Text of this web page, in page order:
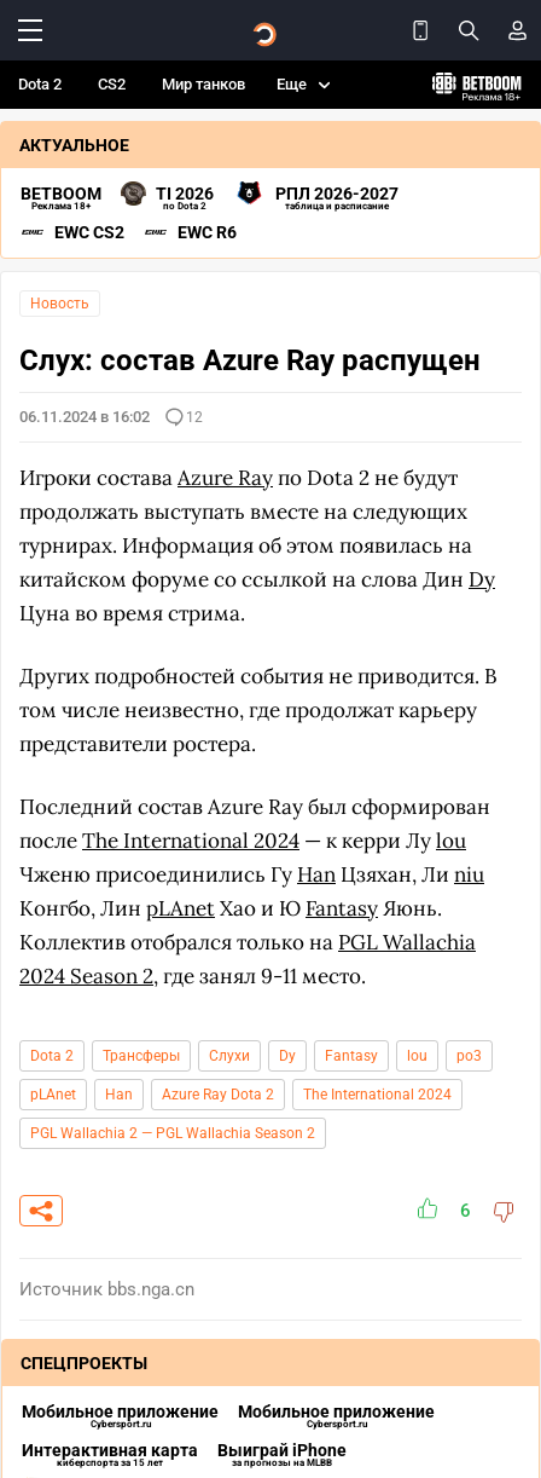
Dota 2 CS2 Мир танков Еще
АКТУАЛЬНОЕ
BETBOOM
Реклама 18+
TI 2026
по Dota 2
РПЛ 2026-2027
таблица и расписание
EWC CS2 EWC R6
Новость
Слух: состав Azure Ray распущен
06.11.2024 в 16:02 12
Игроки составаAzure Rayпо Dota 2 не будут
продолжать выступать вместе на следующих
турнирах. Информация об этом появилась на
китайском форуме со ссылкой на слова Дин Dy
Цуна во время стрима.
Других подробностей события не приводится. В
том числе неизвестно, где продолжат карьеру
представители ростера.
Последний состав Azure Ray был сформирован
послеThe International 2024 — к керри Луlou
Чженю присоединились Гу Han Цзяхан, Ли niu
Конгбо, Лин pLAnetХао и Ю FantasyЯюнь.
Коллектив отобрался только на PGL Wallachia
2024 Season 2, где занял 9-11 место.
Dota 2 Трансферы Слухи Dy Fantasy lou po3
pLAnet Han Azure Ray Dota 2 The International 2024
PGL Wallachia 2 — PGL Wallachia Season 2
6
Источник bbs.nga.cn
СПЕЦПРОЕКТЫ
Мобильное приложение
Cybersport.ru
Мобильное приложение
Cybersport.ru
Интерактивная карта
киберспорта за 15 лет
Выиграй iPhone
за прогнозы на MLBB